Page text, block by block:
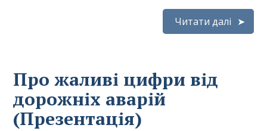
Читати далі
Про жаливі цифри від
дорожніх аварій
(Презентація)